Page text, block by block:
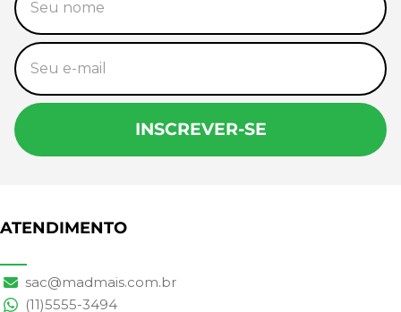
INSCREVER-SE
ATENDIMENTO
sac@madmais.com.br
(11)5555-3494